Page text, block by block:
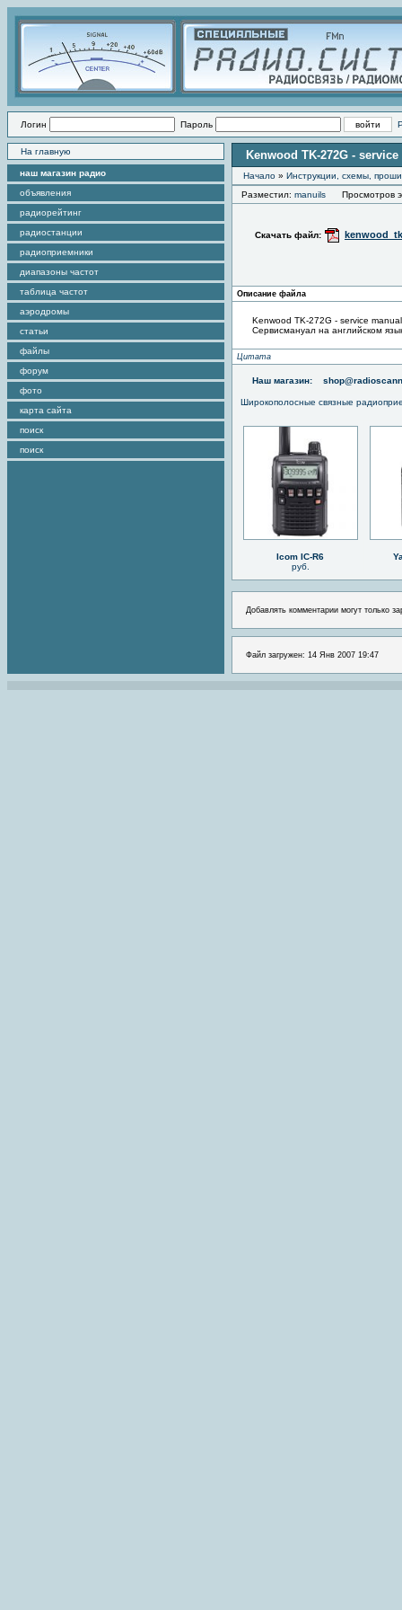
Логин Пароль
На главную
наш магазин радио
объявления
радиорейтинг
радиостанции
радиоприемники
диапазоны частот
таблица частот
аэродромы
статьи
файлы
форум
фото
карта сайта
поиск
поиск
Kenwood TK-272G -
Начало » Инструкции, схемы,
Разместил: manuils Просмотров
Скачать файл:
Описание файла
Kenwood TK-272G - service manual
Сервисмануал на английском
Цитата
Наш магазин:
Широкополосные связные
Icom IC-R6
руб.
Добавлять комментарии могут только
Файл загружен: 14 Янв 2007 19:47